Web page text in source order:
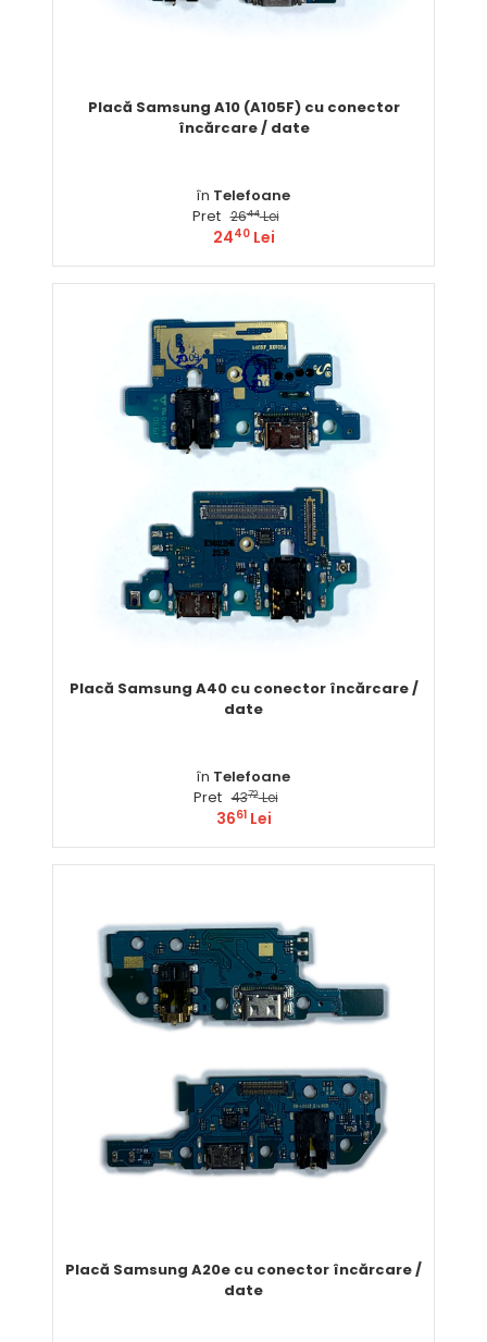
Placă Samsung A10 (A105F) cu conector
încărcare / date
în Telefoane
Pret 2644Lei
2440Lei
Placă Samsung A40 cu conector încărcare /
date
în Telefoane
Pret 4372Lei
3661Lei
Placă Samsung A20e cu conector încărcare /
date